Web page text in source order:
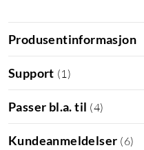
Produsentinformasjon
Support (1 )
Passer bl.a. til (4)
Kundeanmeldelser (6)